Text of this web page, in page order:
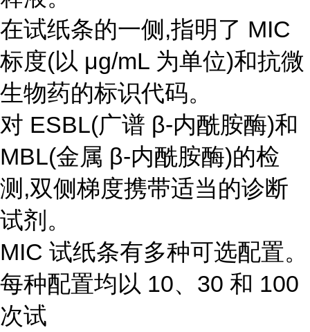
在试纸条的一侧,指明了 MIC
标度(以 μg/mL 为单位)和抗微
生物药的标识代码。
对 ESBL(广谱 β-内酰胺酶)和
MBL(金属 β-内酰胺酶)的检
测,双侧梯度携带适当的诊断
试剂。
MIC 试纸条有多种可选配置。
每种配置均以 10、30 和 100
次试